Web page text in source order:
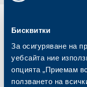
Бисквитки
За осигуряване на
уебсайта ние
опцията „Приемам
ползването на
Индивидуални
клиенти
Карти
Сметки и плащания
Кредити